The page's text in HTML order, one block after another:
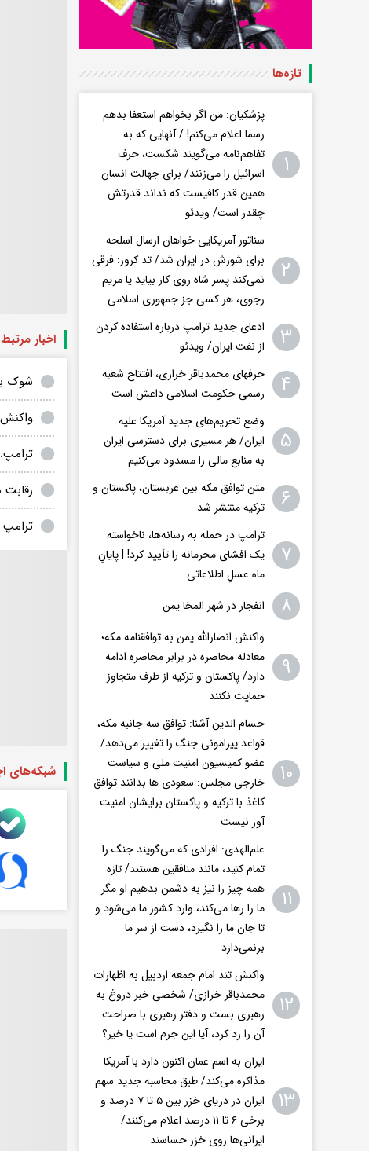
اخبار مرتبط
شوک
شبکه‌های
تازه‌ها
۱
پزشکیان: من اگر بخواهم استعفا بدهم
رسما اعلام می‌کنم! / آنهایی که به
تفاهم‌نامه می‌گویند شکست، حرف
اسرائیل را می‌زنند/ برای جهالت انسان
همین قدر کافیست که نداند قدرتش
چقدر است/ ویدئو
۲
سناتور آمریکایی خواهان ارسال اسلحه
برای شورش در ایران شد/ تد کروز: فرقی
نمی‌کند پسر شاه روی کار بیاید یا مریم
رجوی، هر کسی جز جمهوری اسلامی
۳
ادعای جدید ترامپ درباره استفاده کردن
از نفت ایران/ ویدئو
۴
حرفهای محمدباقر خرازی، افتتاح شعبه
رسمی حکومت اسلامی داعش است
۵
وضع تحریم‌های جدید آمریکا علیه
ایران/ هر مسیری برای دسترسی ایران
به منابع مالی را مسدود می‌کنیم
۶
متن توافق مکه بین عربستان، پاکستان و
ترکیه منتشر شد
۷
ترامپ در حمله‌ به رسانه‌ها، ناخواسته
یک افشای محرمانه را تأیید کرد! |‌ پایانِ
ماه عسلِ اطلاعاتی
۸ انفجار در شهر المخا یمن
۹
واکنش انصارالله یمن به توافقنامه مکه؛
معادله محاصره در برابر محاصره ادامه
دارد/ پاکستان و ترکیه از طرف متجاوز
حمایت نکنند
۱۰
حسام الدین آشنا: توافق سه جانبه مکه،
قواعد پیرامونی جنگ را تغییر می‌دهد/
عضو کمیسیون امنیت ملی و سیاست
خارجی مجلس: سعودی ها بدانند توافق
کاغذ با ترکیه و پاکستان برایشان امنیت
آور نیست
۱۱
علم‌الهدی: افرادی که می‌گویند جنگ را
تمام کنید، مانند منافقین هستند/ تازه
همه چیز را نیز به دشمن بدهیم او مگر
ما را رها می‌کند، وارد کشور ما می‌شود و
تا جان ما را نگیرد، دست از سر ما
برنمی‌دارد
۱۲
واکنش تند امام جمعه اردبیل به اظهارات
محمدباقر خرازی/ شخصی خبر دروغ به
رهبری بست و دفتر رهبری با صراحت
آن را رد کرد، آیا این جرم است یا خیر؟
۱۳
ایران به اسم عمان اکنون دارد با آمریکا
مذاکره می‌کند/ طبق محاسبه جدید سهم
ایران در دریای خزر بین ۵ تا ۷ درصد و
برخی ۶ تا ۱۱ درصد اعلام می‌کنند/
ایرانی‌ها روی خزر حساسند